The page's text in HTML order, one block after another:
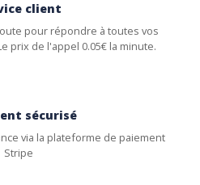
client
pour répondre à toutes vos
prix de l'appel 0.05€ la minute.
sécurisé
via la plateforme de paiement
Stripe